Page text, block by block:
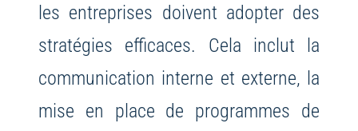
les entreprises doivent adopter des
stratégies efficaces. Cela inclut la
communication interne et externe, la
mise en place de programmes de